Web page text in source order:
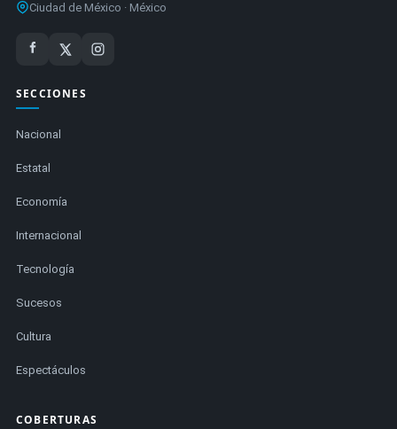
Ciudad de México · México
SECCIONES
Nacional
Estatal
Economía
Internacional
Tecnología
Sucesos
Cultura
Espectáculos
COBERTURAS